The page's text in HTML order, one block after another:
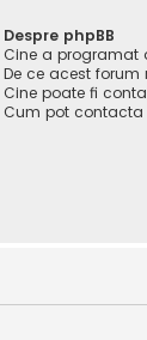
Despre phpBB
Cine a programat
De ce acest
Cine poate fi
Cum pot